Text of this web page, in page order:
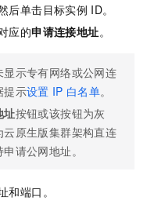
后单击目标实例 ID。
应的申请连接地址。
显示专有网络或公网连
提示设置 IP 白名单。
址按钮或该按钮为灰
云原生版集群架构直连
请公网地址。
端口。